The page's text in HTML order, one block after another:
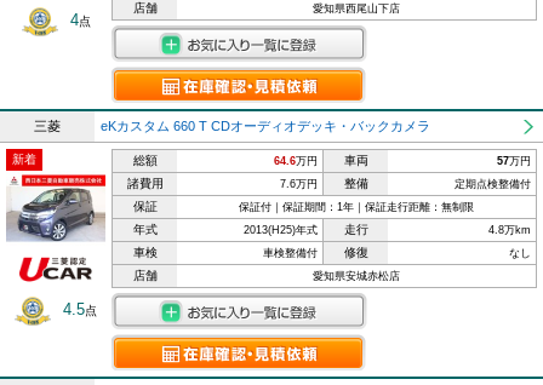
4点
店舗 愛知県西尾山下店
三菱 eKカスタム 660 T CDオーディオデッキ・バックカメラ
新着
4.5点
総額 64.6万円 車両 57万円
諸費用 7.6万円 整備 定期点検整備付
保証 保証付｜保証期間：1年｜保証走行距離：無制限
年式 2013(H25)年式 走行 4.8万km
車検 車検整備付 修復 なし
店舗 愛知県安城赤松店